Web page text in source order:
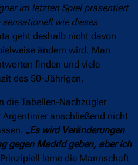
im letzten Spiel präsentiert
wie dieses
geht deshalb nicht davon
ändern wird. Man
finden und viele
des 50-Jährigen.
die Tabellen-Nachzügler
anschließend nicht
„Es wird Veränderungen
gegen Madrid geben, aber ich
Prinzipiell lerne die Mannschaft